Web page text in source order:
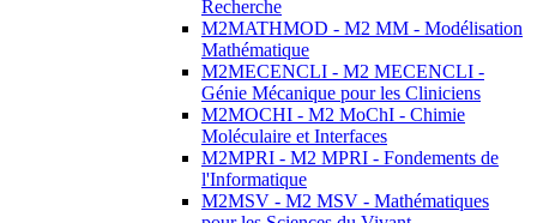
Recherche
M2MATHMOD - M2 MM - Modélisation
Mathématique
M2MECENCLI - M2 MECENCLI -
Génie Mécanique pour les Cliniciens
M2MOCHI - M2 MoChI - Chimie
Moléculaire et Interfaces
M2MPRI - M2 MPRI - Fondements de
l'Informatique
M2MSV - M2 MSV - Mathématiques